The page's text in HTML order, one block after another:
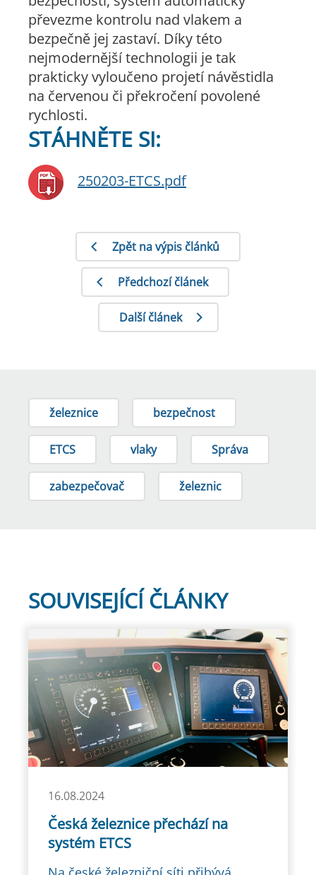
převezme kontrolu nad vlakem a
bezpečně jej zastaví. Díky této
nejmodernější technologii je tak
prakticky vyloučeno projetí návěstidla
na červenou či překročení povolené
rychlosti.
STÁHNĚTE SI:
250203-ETCS.pdf
Zpět na výpis článků
Předchozí článek
Další článek
železnice bezpečnost
ETCS vlaky Správa
zabezpečovač železnic
SOUVISEJÍCÍ ČLÁNKY
16.08.2024
Česká železnice přechází na
systém ETCS